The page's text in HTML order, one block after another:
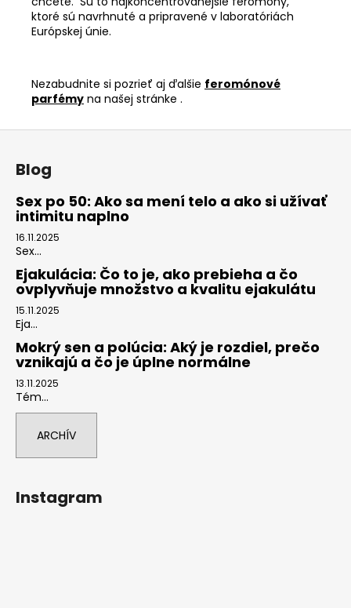
ktoré sú navrhnuté a pripravené v laboratóriách
Európskej únie.
Nezabudnite si pozrieť aj ďalšie feromónové
parfémy na našej stránke .
Z
Blog
Sex po 50: Ako sa mení telo a ako si užívať
intimitu naplno
16.11.2025
Sex...
Ejakulácia: Čo to je, ako prebieha a čo
ovplyvňuje množstvo a kvalitu ejakulátu
15.11.2025
Eja...
Mokrý sen a polúcia: Aký je rozdiel, prečo
vznikajú a čo je úplne normálne
13.11.2025
Tém...
ARCHÍV
Instagram